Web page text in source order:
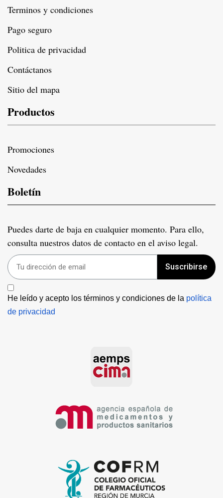
Terminos y condiciones
Pago seguro
Politica de privacidad
Contáctanos
Sitio del mapa
Productos
Promociones
Novedades
Boletín
Puedes darte de baja en cualquier momento. Para ello,
consulta nuestros datos de contacto en el aviso legal.
Suscribirse
He leído y acepto los términos y condiciones de la política
de privacidad